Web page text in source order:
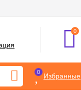
0
0 Избранные